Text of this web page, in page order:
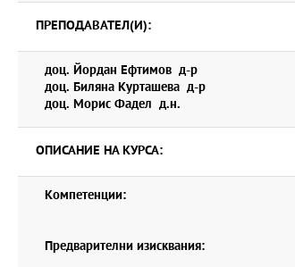
ПРЕПОДАВАТЕЛ(И):
доц. Йордан Ефтимов д-р
доц. Биляна Курташева д-р
доц. Морис Фадел д.н.
ОПИСАНИЕ НА КУРСА:
Компетенции:
Предварителни изисквания: